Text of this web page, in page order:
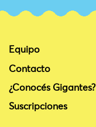
Equipo
Contacto
¿Conocés Gigantes?
Suscripciones